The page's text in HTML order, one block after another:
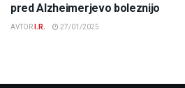
pred Alzheimerjevo boleznijo
AVTOR I.R. 27/01/2025